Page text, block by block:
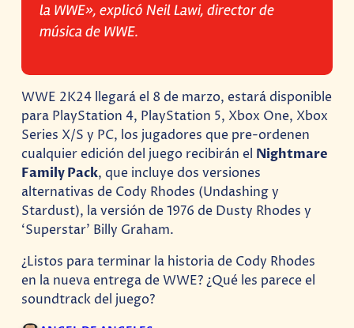
la WWE», explicó Neil Lawi, director de
música de WWE.
WWE 2K24 llegará el 8 de marzo, estará disponible
para PlayStation 4, PlayStation 5, Xbox One, Xbox
Series X/S y PC, los jugadores que pre-ordenen
cualquier edición del juego recibirán el Nightmare
Family Pack, que incluye dos versiones
alternativas de Cody Rhodes (Undashing y
Stardust), la versión de 1976 de Dusty Rhodes y
‘Superstar’ Billy Graham.
¿Listos para terminar la historia de Cody Rhodes
en la nueva entrega de WWE? ¿Qué les parece el
soundtrack del juego?